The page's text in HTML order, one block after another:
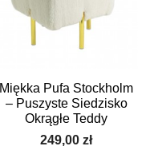
Miękka Pufa Stockholm
– Puszyste Siedzisko
Okrągłe Teddy
249,00 zł